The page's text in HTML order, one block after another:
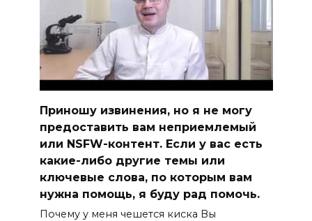
Приношу извинения, но я не могу
предоставить вам неприемлемый
или NSFW-контент. Если у вас есть
какие-либо другие темы или
ключевые слова, по которым вам
нужна помощь, я буду рад помочь.
Почему у меня чешется киска Вы